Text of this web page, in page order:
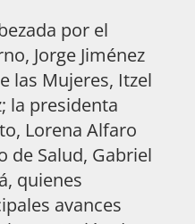
por el
Jorge Jiménez
las Mujeres, Itzel
la presidenta
Lorena Alfaro
de Salud, Gabriel
quienes
avances